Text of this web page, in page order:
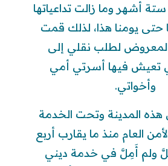
أشهر وما زالت تداعياتها
حتى يومنا هذا، لذلك قمت
المعروض لطلب نقلي إلى
تعيش فيها أسرتي أمي
وأخواتي.
هذه المدينة وتحت الخدمة
العام منذ ما يقارب أربع
ولم أَمِلَّ في خدمة ديني